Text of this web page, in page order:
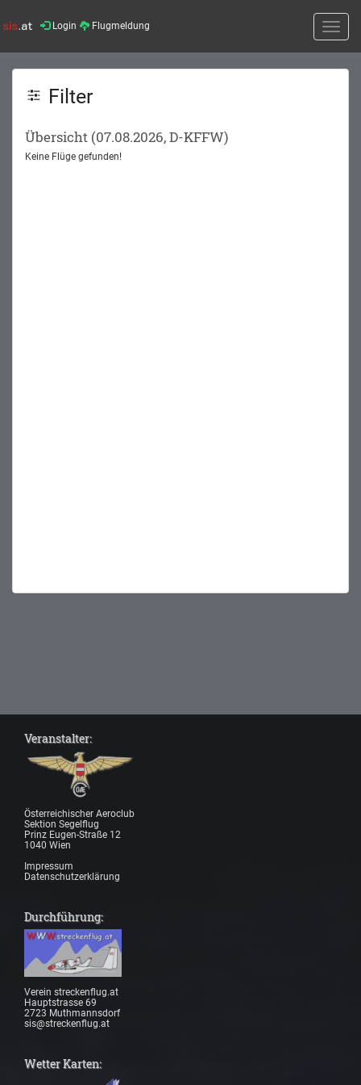
Login Flugmeldung
Toggle
Filter
Übersicht (07.08.2026, D-KFFW)
Keine Flüge gefunden!
Veranstalter:
Österreichischer Aeroclub
Sektion Segelflug
Prinz Eugen-Straße 12
1040 Wien
Impressum
Datenschutzerklärung
Durchführung:
Verein streckenflug.at
Hauptstrasse 69
2723 Muthmannsdorf
sis@streckenflug.at
Wetter Karten: